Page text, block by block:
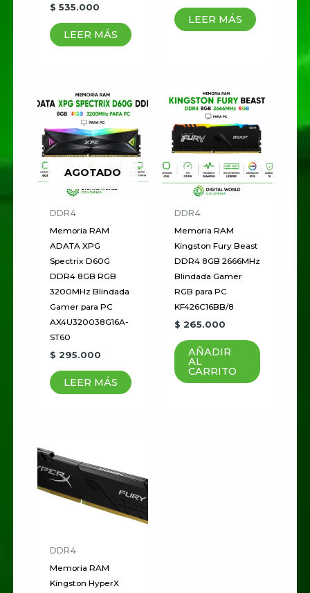
$ 535.000
LEER MÁS
LEER MÁS
AGOTADO
DDR4
Memoria RAM
ADATA XPG
Spectrix D60G
DDR4 8GB RGB
3200MHz Blindada
Gamer para PC
AX4U320038G16A-
ST60
$ 295.000
LEER MÁS
DDR4
Memoria RAM
Kingston Fury Beast
DDR4 8GB 2666MHz
Blindada Gamer
RGB para PC
KF426C16BB/8
$ 265.000
AÑADIR
AL
CARRITO
DDR4
Memoria RAM
Kingston HyperX